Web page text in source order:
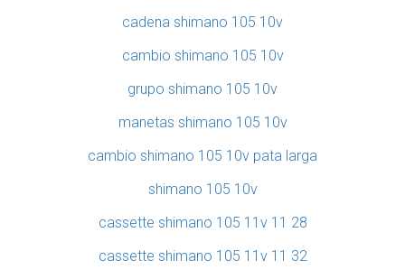
cadena shimano 105 10v
cambio shimano 105 10v
grupo shimano 105 10v
manetas shimano 105 10v
cambio shimano 105 10v pata larga
shimano 105 10v
cassette shimano 105 11v 11 28
cassette shimano 105 11v 11 32